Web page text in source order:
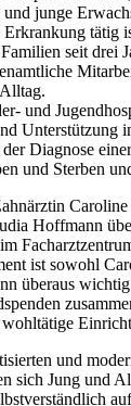
junge
Erkrankung tätig
seit drei
und
Unterstützung
Diagnose
und Sterben
Hoffmann
ist sowohl
überaus
wohltätige
und
sich Jung und